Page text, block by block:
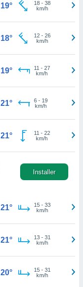
19° 18- 38
km/h
18° 12- 26
km/h
19° 11 - 27
km/h
21° 6- 19
km/h
21° 11 - 22
km/h
Installer
21° 15- 33
km/h
21° 13- 31
km/h
20° 15- 31
km/h